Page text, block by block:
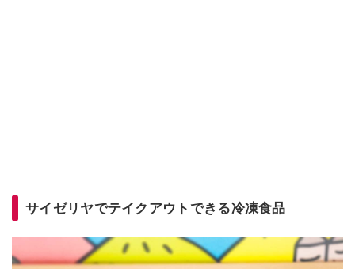
サイゼリヤでテイクアウトできる冷凍食品